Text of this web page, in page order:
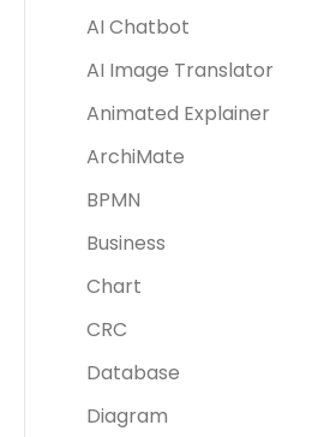
AI Chatbot
AI Image Translator
Animated Explainer
ArchiMate
BPMN
Business
Chart
CRC
Database
Diagram